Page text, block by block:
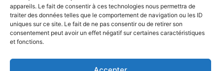
appareils. Le fait de consentir à ces technologies nous permettra de
traiter des données telles que le comportement de navigation ou les ID
uniques sur ce site. Le fait de ne pas consentir ou de retirer son
consentement peut avoir un effet négatif sur certaines caractéristiques
et fonctions.
*En vous abonnant vous acceptez lapolitique de
confidentialité
Contact et horaires